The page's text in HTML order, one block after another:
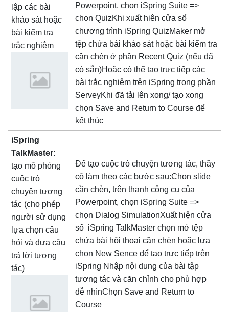
lập các bài
khảo sát hoặc
bài kiểm tra
trắc nghiệm
Powerpoint, chọn iSpring Suite =>
chọn QuizKhi xuất hiện cửa sổ
chương trình iSpring QuizMaker mở
tệp chứa bài khảo sát hoặc bài kiểm tra
cần chèn ở phần Recent Quiz (nếu đã
có sẵn)Hoặc có thể tạo trực tiếp các
bài trắc nghiệm trên iSpring trong phần
ServeyKhi đã tải lên xong/ tạo xong
chọn Save and Return to Course để
kết thúc
iSpring
TalkMaster:
tạo mô phỏng
cuộc trò
chuyện tương
tác (cho phép
người sử dụng
lựa chọn câu
hỏi và đưa câu
trả lời tương
tác)
Để tạo cuộc trò chuyện tương tác, thầy
cô làm theo các bước sau:Chọn slide
cần chèn, trên thanh công cụ của
Powerpoint, chọn iSpring Suite =>
chọn Dialog SimulationXuất hiện cửa
sổ iSpring TalkMaster chọn mở tệp
chứa bài hội thoại cần chèn hoặc lựa
chọn New Sence để tạo trực tiếp trên
iSpring Nhập nội dung của bài tập
tương tác và căn chỉnh cho phù hợp
dễ nhìnChọn Save and Return to
Course